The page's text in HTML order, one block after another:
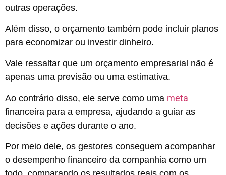
outras operações.
Além disso, o orçamento também pode incluir planos
para economizar ou investir dinheiro.
Vale ressaltar que um orçamento empresarial não é
apenas uma previsão ou uma estimativa.
Ao contrário disso, ele serve como uma meta
financeira para a empresa, ajudando a guiar as
decisões e ações durante o ano.
Por meio dele, os gestores conseguem acompanhar
o desempenho financeiro da companhia como um